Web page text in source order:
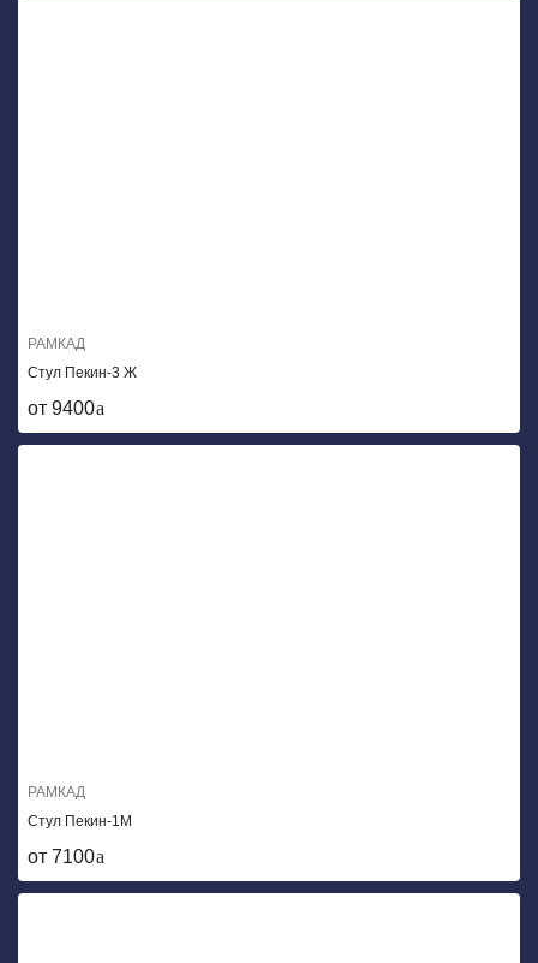
РАМКАД
Стул Пекин-3 Ж
от 9400
РАМКАД
Стул Пекин-1М
от 7100